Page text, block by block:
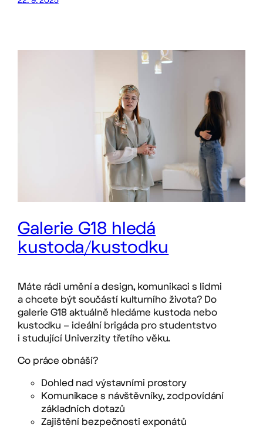
Galerie G18 hledá
kustoda/kustodku
Máte rádi umění a design, komunikaci s lidmi
a chcete být součástí kulturního života? Do
galerie G18 aktuálně hledáme kustoda nebo
kustodku – ideální brigáda pro studentstvo
i studující Univerzity třetího věku.
Co práce obnáší?
Dohled nad výstavními prostory
Komunikace s návštěvníky, zodpovídání
základních dotazů
Zajištění bezpečnosti exponátů